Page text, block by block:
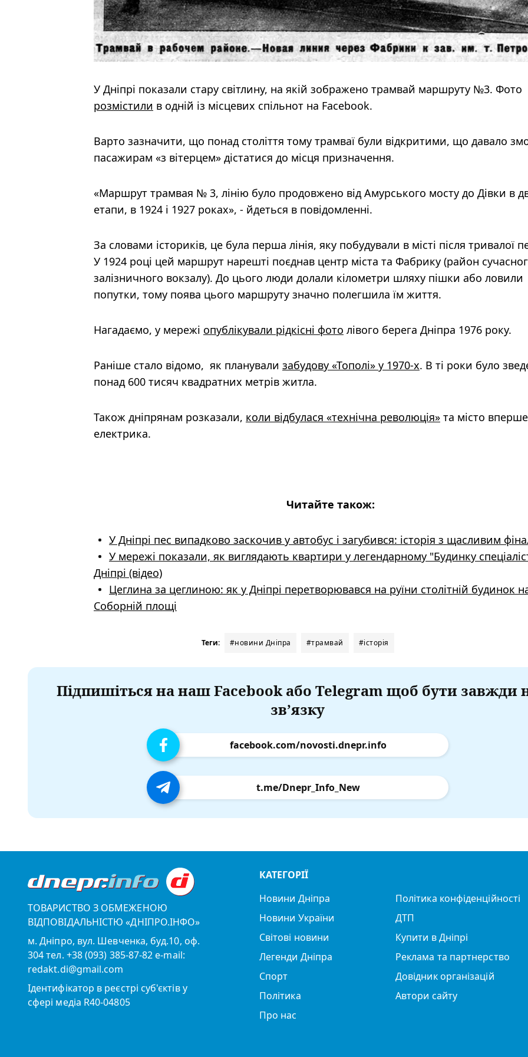
У Дніпрі показали стару світлину, на якій зображено трамвай маршруту №3. Фото
розмістили в одній із місцевих спільнот на Facebook.
Варто зазначити, що понад століття тому трамваї були відкритими, що давало
пасажирам «з вітерцем» дістатися до місця призначення.
«Маршрут трамвая № 3, лінію було продовжено від Амурського мосту до Дівки в
етапи, в 1924 і 1927 роках», - йдеться в повідомленні.
За словами істориків, це була перша лінія, яку побудували в місті після тривалої
У 1924 році цей маршрут нарешті поєднав центр міста та Фабрику (район
залізничного вокзалу). До цього люди долали кілометри шляху пішки або ловили
попутки, тому поява цього маршруту значно полегшила їм життя.
Нагадаємо, у мережі опублікували рідкісні фото лівого берега Дніпра 1976 року.
Раніше стало відомо, як планували забудову «Тополі» у 1970-х. В ті роки було
понад 600 тисяч квадратних метрів житла.
Також дніпрянам розказали, коли відбулася «технічна революція» та місто
електрика.
Читайте також:
У Дніпрі пес випадково заскочив у автобус і загубився: історія з щасливим
У мережі показали, як виглядають квартири у легендарному "Будинку
Дніпрі (відео)
Цеглина за цеглиною: як у Дніпрі перетворювався на руїни столітній будинок
Соборній площі
Теги: #новини Дніпра #трамвай #історія
Підпишіться на наш Facebook або Telegram щоб бути завжди
зв’язку
facebook.com/novosti.dnepr.info
t.me/Dnepr_Info_New
ТОВАРИСТВО З ОБМЕЖЕНОЮ
ВІДПОВІДАЛЬНІСТЮ «ДНІПРО.ІНФО»
м. Дніпро, вул. Шевченка, буд.10, оф.
304 тел. +38 (093) 385-87-82 e-mail:
redakt.di@gmail.com
Ідентифікатор в реєстрі суб'єктів у
сфері медіа R40-04805
КАТЕГОРІЇ
Новини Дніпра
Новини України
Світові новини
Легенди Дніпра
Спорт
Політика
Про нас
Політика конфіденційності
ДТП
Купити в Дніпрі
Реклама та партнерство
Довідник організацій
Автори сайту